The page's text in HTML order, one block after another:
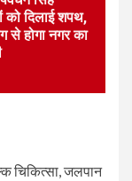
पर लगाए
दिलाई
से होगा
चौधरी
को दिलाई शपथ,
से होगा नगर का
चिकित्सा, जलपान